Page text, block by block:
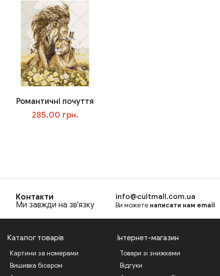
Романтичні почуття
285.00 грн.
Контакти
Ми завжди на зв'язку
info@cultmall.com.ua
Ви можете написати нам email
Каталог товарів
Картини за номерами
Вишивка бісером
Інтернет-магазин
Товари зі знижками
Відгуки